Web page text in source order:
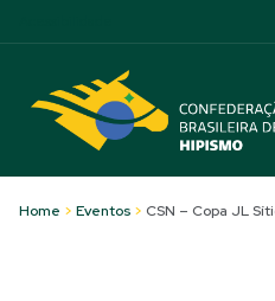
Home > Eventos > CSN – Copa JL